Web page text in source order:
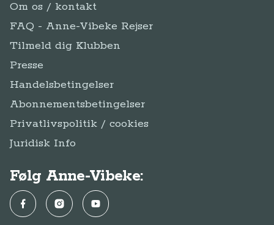
Om os / kontakt
FAQ - Anne-Vibeke Rejser
Tilmeld dig Klubben
Presse
Handelsbetingelser
Abonnementsbetingelser
Privatlivspolitik / cookies
Juridisk Info
Følg Anne-Vibeke:
FacebookInstagramYouTube